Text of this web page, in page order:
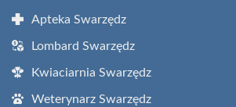
Apteka Swarzędz
Lombard Swarzędz
Kwiaciarnia Swarzędz
Weterynarz Swarzędz